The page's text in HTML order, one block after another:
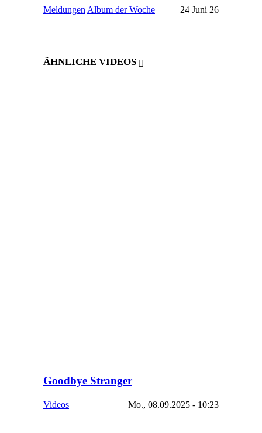
Meldungen Album der Woche 24 Juni 26
ÄHNLICHE VIDEOS
Goodbye Stranger
Videos Mo., 08.09.2025 - 10:23